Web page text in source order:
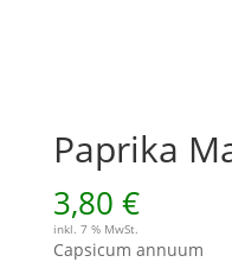
Paprika
3,80 €
inkl. 7 % MwSt.
Capsicum annuum